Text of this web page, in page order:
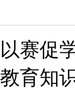
深度融合
表示，活
又提升了
以赛促
教育知